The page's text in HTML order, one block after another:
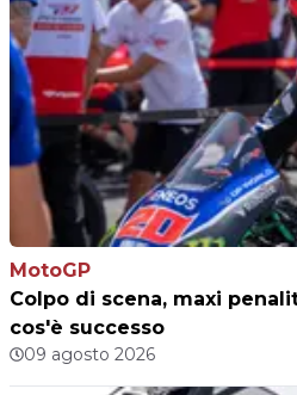
MotoGP
Colpo di scena, maxi
cos'è successo
09 agosto 2026